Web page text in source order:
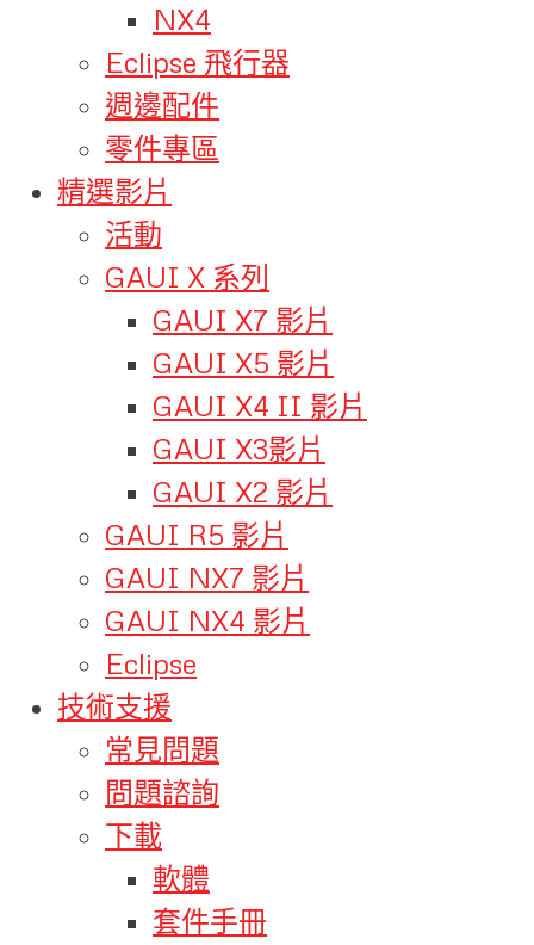
NX4
Eclipse 飛行器
週邊配件
零件專區
精選影片
活動
GAUI X 系列
GAUI X7 影片
GAUI X5 影片
GAUI X4 II 影片
GAUI X3影片
GAUI X2 影片
GAUI R5 影片
GAUI NX7 影片
GAUI NX4 影片
Eclipse
技術支援
常見問題
問題諮詢
下載
軟體
套件手冊